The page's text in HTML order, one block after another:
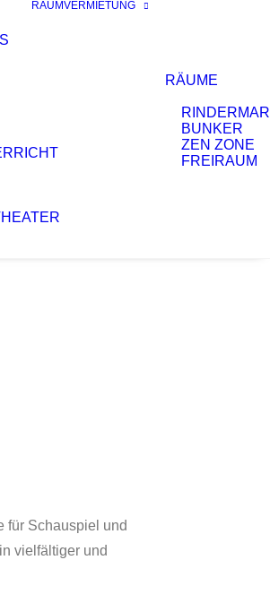
RAUMVERMIETUNG
RÄUME
BUNKER
ZEN ZONE
FREIRAUM
für Schauspiel und
vielfältiger und